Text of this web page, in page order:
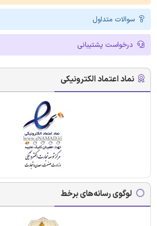
سوالات متداول
درخواست پشتیبانی
نماد اعتماد الکترونیکی
لوگوی رسانه‌های برخط